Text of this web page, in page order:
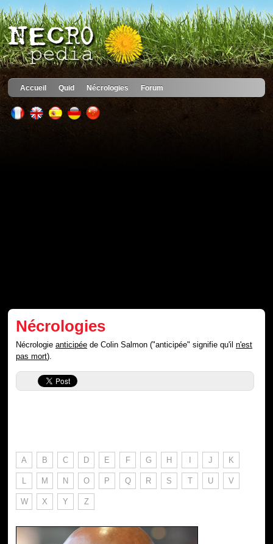
Accueil Quid Nécrologies Forum
Nécrologies
Nécrologieanticipée de Colin Salmon ("anticipée" signifie qu'iln'est
pas mort).
A B C D E F G H I J K
L M N O P Q R S T U V
W X Y Z